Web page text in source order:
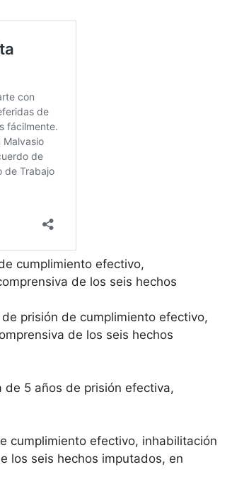
cumplimiento efectivo,
de los seis hechos
prisión de cumplimiento efectivo,
de los seis hechos
de 5 años de prisión efectiva,
cumplimiento efectivo, inhabilitación
los seis hechos imputados, en